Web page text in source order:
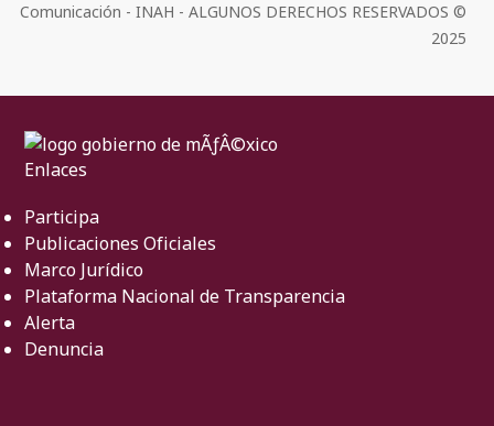
Comunicación - INAH - ALGUNOS DERECHOS RESERVADOS ©
2025
Enlaces
Participa
Publicaciones Oficiales
Marco Jurídico
Plataforma Nacional de Transparencia
Alerta
Denuncia